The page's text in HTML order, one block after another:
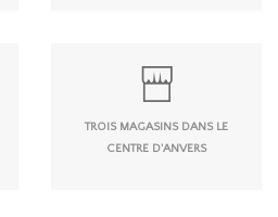
TROIS MAGASINS DANS LE
CENTRE D'ANVERS